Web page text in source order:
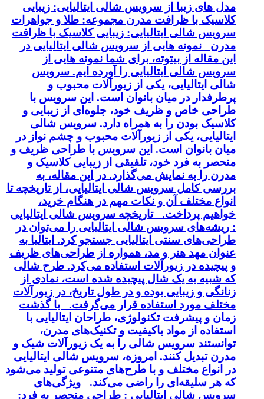
مدل های زیبا از سرویس شالی ایتالیایی: زیبایی
کلاسیک با ظرافت مدرن مجموعه: طلا و جواهرات
سرویس شالی ایتالیایی: زیبایی کلاسیک با ظرافت
مدرن نمونه هایی از سرویس شالی ایتالیایی در
این مقاله از بیتوته، برای شما نمونه هایی از
سرویس شالی ایتالیایی را آورده ایم. سرویس
شالی ایتالیایی، یکی از زیورآلات محبوب و
پرطرفدار در میان بانوان است. این سرویس با
طراحی خاص و ظریف خود، جلوه‌ای از زیبایی و
کلاسیک بودن را به همراه دارد. سرویس شالی
ایتالیایی، یکی از زیورآلات محبوب و چشم نواز در
میان بانوان است. این سرویس با طراحی ظریف و
منحصر به فرد خود، تلفیقی از زیبایی کلاسیک و
مدرن را به نمایش می‌گذارد. در این مقاله، به
بررسی کامل سرویس شالی ایتالیایی، از تاریخچه تا
انواع مختلف آن و نکات مهم در هنگام خرید،
خواهیم پرداخت. تاریخچه سرویس شالی ایتالیایی
: ریشه‌های سرویس شالی ایتالیایی را می‌توان در
طراحی‌های سنتی ایتالیایی جستجو کرد. ایتالیا به
عنوان مهد هنر و مد، همواره از طراحی‌های ظریف
و پیچیده در زیورآلات استفاده می‌کرد. طرح شالی
که شبیه به یک شال پیچیده شده است، نمادی از
زنانگی و زیبایی بوده و در طول تاریخ، در زیورآلات
مختلف مورد استفاده قرار می‌گرفت. با گذشت
زمان و پیشرفت تکنولوژی، طراحان ایتالیایی با
استفاده از مواد باکیفیت و تکنیک‌های مدرن،
توانستند سرویس شالی را به یک زیورآلات شیک و
مدرن تبدیل کنند. امروزه، سرویس شالی ایتالیایی
در انواع مختلف و با طرح‌های متنوعی تولید می‌شود
که هر سلیقه‌ای را راضی می‌کند. ویژگی‌های
سرویس شالی ایتالیایی : طراحی منحصر به فرد: